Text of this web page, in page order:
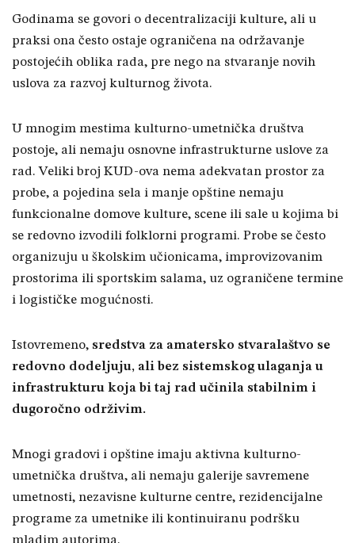
Godinama se govori o decentralizaciji kulture, ali u
praksi ona često ostaje ograničena na održavanje
postojećih oblika rada, pre nego na stvaranje novih
uslova za razvoj kulturnog života.
U mnogim mestima kulturno-umetnička društva
postoje, ali nemaju osnovne infrastrukturne uslove za
rad. Veliki broj KUD-ova nema adekvatan prostor za
probe, a pojedina sela i manje opštine nemaju
funkcionalne domove kulture, scene ili sale u kojima bi
se redovno izvodili folklorni programi. Probe se često
organizuju u školskim učionicama, improvizovanim
prostorima ili sportskim salama, uz ograničene termine
i logističke mogućnosti.
Istovremeno, sredstva za amatersko stvaralaštvo se
redovno dodeljuju, ali bez sistemskog ulaganja u
infrastrukturu koja bi taj rad učinila stabilnim i
dugoročno održivim.
Mnogi gradovi i opštine imaju aktivna kulturno-
umetnička društva, ali nemaju galerije savremene
umetnosti, nezavisne kulturne centre, rezidencijalne
programe za umetnike ili kontinuiranu podršku
mladim autorima.